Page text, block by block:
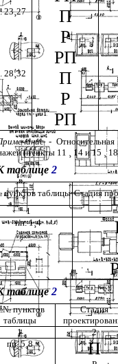
23¸27
П
Р
РП
28¸32
П
Р
РП
-
(пункты 11 ¸ 14 и 15 ¸
таблице 2
таблицы Стадия
1
пп. 1¸4
таблице2
пунктов
таблицы
Стадия
1
2
пп. 5¸8 П